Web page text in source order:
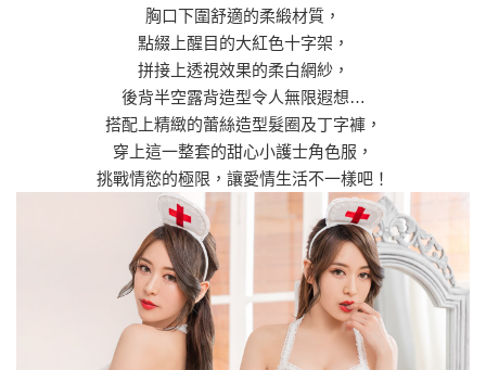
胸口下圍舒適的柔緞材質，
點綴上醒目的大紅色十字架，
拼接上透視效果的柔白網紗，
後背半空露背造型令人無限遐想…
搭配上精緻的蕾絲造型髮圈及丁字褲，
穿上這一整套的甜心小護士角色服，
挑戰情慾的極限，讓愛情生活不一樣吧！